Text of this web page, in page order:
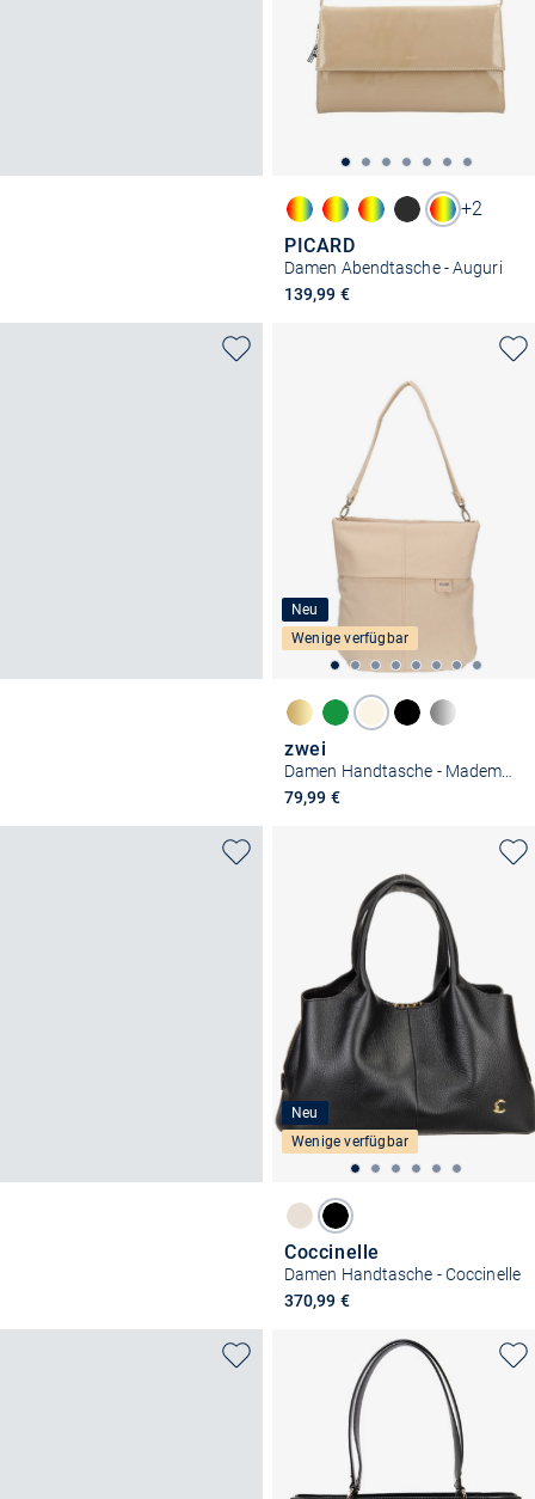
+2
PICARD
Damen Abendtasche - Auguri
139,99 €
Neu
Wenige verfügbar
zwei
79,99 €
Neu
Wenige verfügbar
Coccinelle
Damen Handtasche - Coccinelle
370,99 €